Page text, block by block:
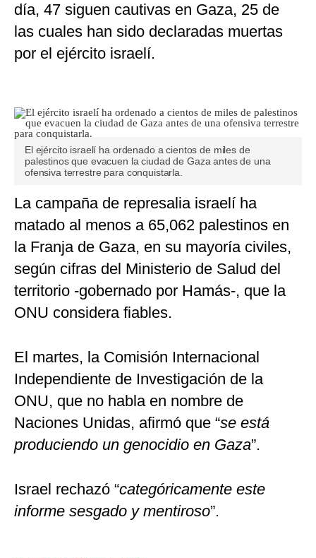
día, 47 siguen cautivas en Gaza, 25 de
las cuales han sido declaradas muertas
por el ejército israelí.
El ejército israelí ha ordenado a cientos de miles de
palestinos que evacuen la ciudad de Gaza antes de una
ofensiva terrestre para conquistarla.
La campaña de represalia israelí ha
matado al menos a 65,062 palestinos en
la Franja de Gaza, en su mayoría civiles,
según cifras del Ministerio de Salud del
territorio -gobernado por Hamás-, que la
ONU considera fiables.
El martes, la Comisión Internacional
Independiente de Investigación de la
ONU, que no habla en nombre de
Naciones Unidas, afirmó que “se está
produciendo un genocidio en Gaza”.
Israel rechazó “categóricamente este
informe sesgado y mentiroso”.